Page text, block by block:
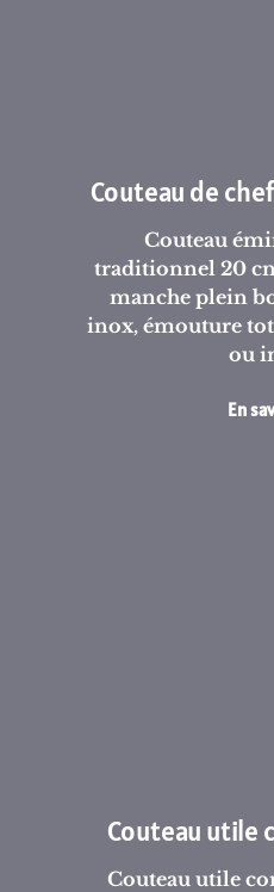
Couteau de
Couteau
traditionnel 20
manche plein
inox, émouture
ou
En
Couteau utile
Couteau utile